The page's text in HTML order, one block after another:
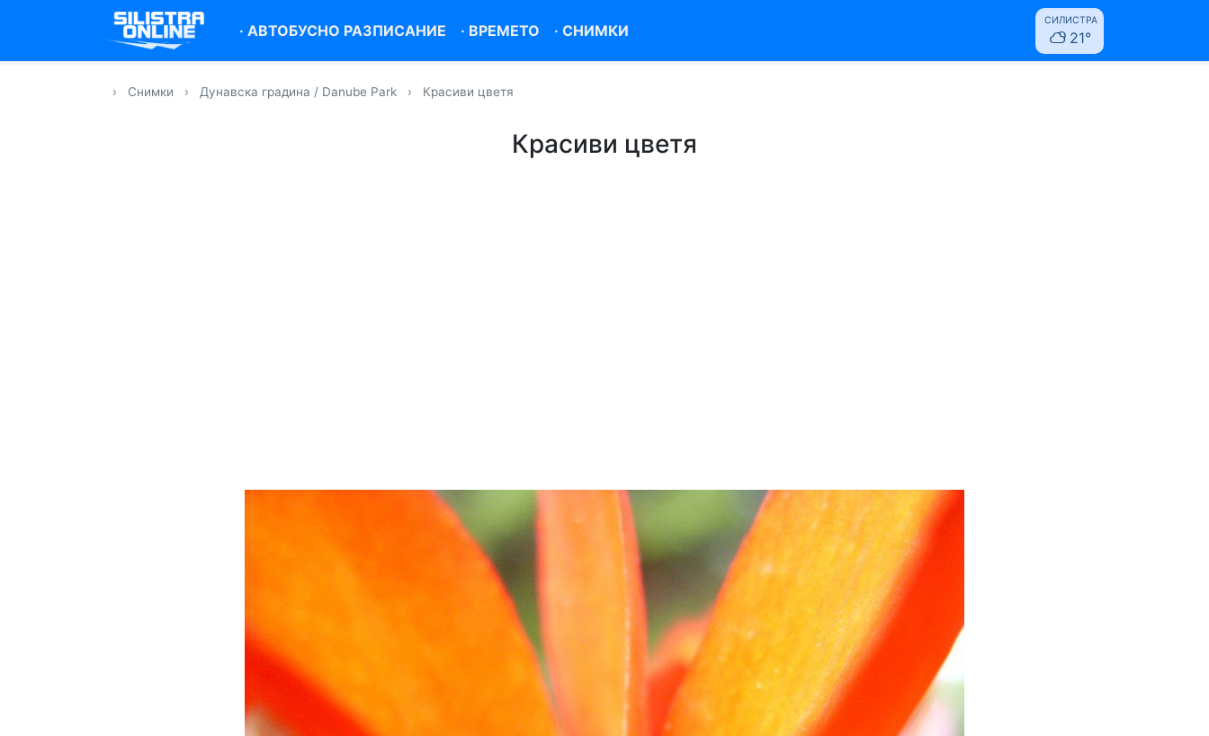
·АВТОБУСНО РАЗПИСАНИЕ · ВРЕМЕТО ·СНИМКИ
СИЛИСТРА
21°
› Снимки › Дунавска градина / Danube Park › Красиви цветя
Красиви цветя